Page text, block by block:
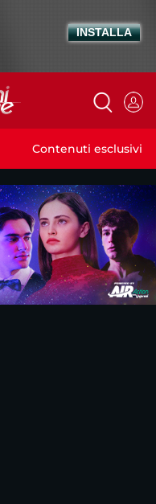
Contenuti esclusivi
INSTALLA